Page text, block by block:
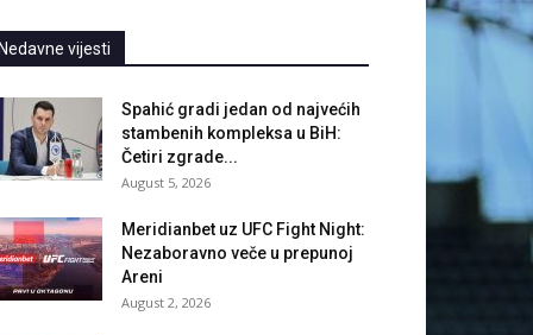
vijesti
Spahić gradi jedan od najvećih
stambenih kompleksa u BiH:
Četiri zgrade...
August 5, 2026
Meridianbet uz UFC Fight Night:
Nezaboravno veče u prepunoj
Areni
August 2, 2026